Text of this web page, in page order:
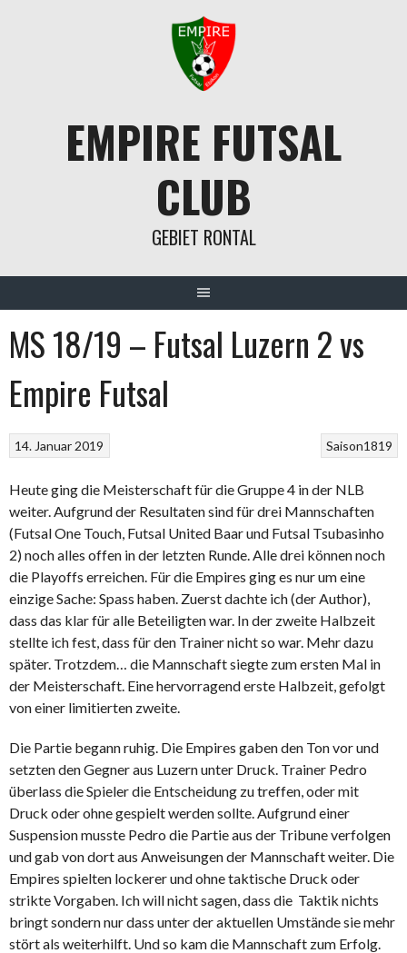
EMPIRE FUTSAL
CLUB
GEBIET RONTAL
MS 18/19 – Futsal Luzern 2 vs
Empire Futsal
Saison1819
14. Januar 2019
Heute ging die Meisterschaft für die Gruppe 4 in der NLB
weiter. Aufgrund der Resultaten sind für drei Mannschaften
(Futsal One Touch, Futsal United Baar und Futsal Tsubasinho
2) noch alles offen in der letzten Runde. Alle drei können noch
die Playoffs erreichen. Für die Empires ging es nur um eine
einzige Sache: Spass haben. Zuerst dachte ich (der Author),
dass das klar für alle Beteiligten war. In der zweite Halbzeit
stellte ich fest, dass für den Trainer nicht so war. Mehr dazu
später. Trotzdem… die Mannschaft siegte zum ersten Mal in
der Meisterschaft. Eine hervorragend erste Halbzeit, gefolgt
von einer limitierten zweite.
Die Partie begann ruhig. Die Empires gaben den Ton vor und
setzten den Gegner aus Luzern unter Druck. Trainer Pedro
überlass die Spieler die Entscheidung zu treffen, oder mit
Druck oder ohne gespielt werden sollte. Aufgrund einer
Suspension musste Pedro die Partie aus der Tribune verfolgen
und gab von dort aus Anweisungen der Mannschaft weiter. Die
Empires spielten lockerer und ohne taktische Druck oder
strikte Vorgaben. Ich will nicht sagen, dass die Taktik nichts
bringt sondern nur dass unter der aktuellen Umstände sie mehr
stört als weiterhilft. Und so kam die Mannschaft zum Erfolg.